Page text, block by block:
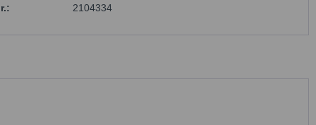
2104334